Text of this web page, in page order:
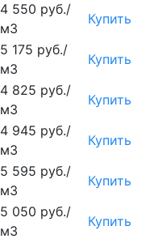
4 550 руб./
м3
Купить
5 175 руб./
м3
Купить
4 825 руб./
м3
Купить
4 945 руб./
м3
Купить
5 595 руб./
м3
Купить
5 050 руб./
м3
Купить